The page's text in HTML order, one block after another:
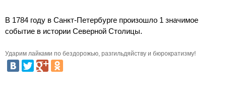
В 1784 году в Санкт-Петербурге произошло 1 значимое
событие в истории Северной Столицы.
Ударим лайками по бездорожью, разгильдяйству и бюрократизму!